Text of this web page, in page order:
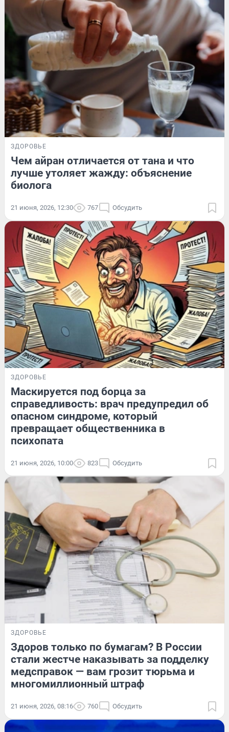
ЗДОРОВЬЕ
Чем айран отличается от тана и что
лучше утоляет жажду: объяснение
биолога
21 июня, 2026, 12:30 767 Обсудить
ЗДОРОВЬЕ
Маскируется под борца за
справедливость: врач предупредил об
опасном синдроме, который
превращает общественника в
психопата
21 июня, 2026, 10:00 823 Обсудить
ЗДОРОВЬЕ
Здоров только по бумагам? В России
стали жестче наказывать за подделку
медсправок — вам грозит тюрьма и
многомиллионный штраф
21 июня, 2026, 08:16 760 Обсудить